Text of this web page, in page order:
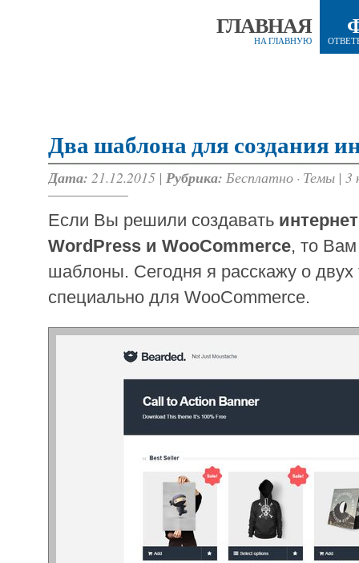
ГЛАВНАЯ
НА ГЛАВНУЮ
Два шаблона для создания
Дата: 21.12.2015 | Рубрика: Бесплатно · Темы | 3
Если Вы решили создавать
WordPress и WooCommerce, то
шаблоны. Сегодня я расскажу о двух
специально для WooCommerce.